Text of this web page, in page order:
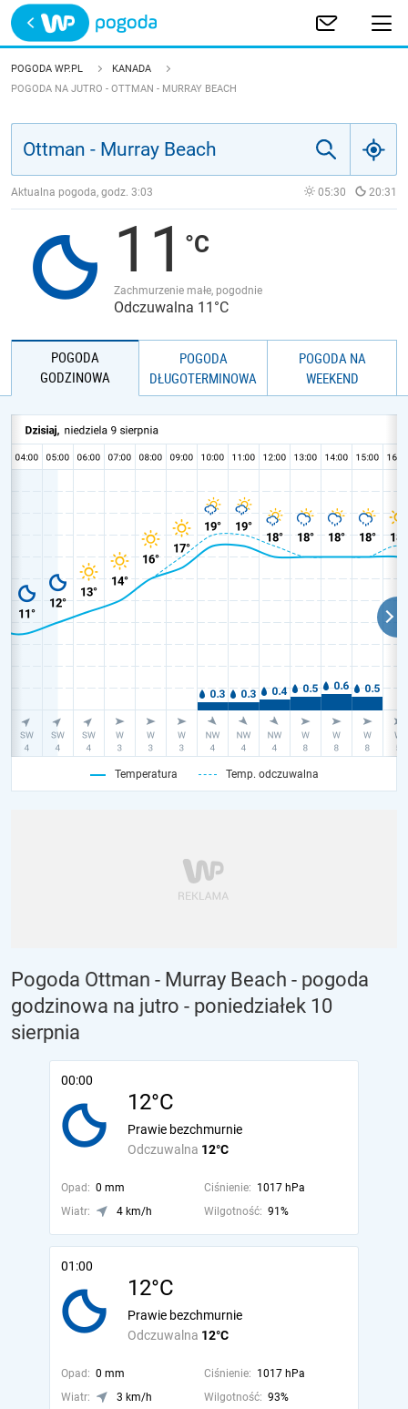
Trwa ładowanie
POLSKA
JAKOŚĆ POWIETRZA
POGODA WP.PL
KANADA
POGODA NA JUTRO - OTTMAN - MURRAY BEACH
Aktualna pogoda, godz. 3:03 05:30 20:31
11
Zachmurzenie małe, pogodnie
Odczuwalna 11°C
POGODA
GODZINOWA
POGODA
DŁUGOTERMINOWA
POGODA NA
WEEKEND
Temperatura Temp. odczuwalna
Pogoda Ottman - Murray Beach - pogoda
godzinowa na jutro - poniedziałek 10
sierpnia
00:00
12°C
Odczuwalna 12°C
Prawie bezchmurnie
Opad: 0 mm Ciśnienie: 1017 hPa
Wiatr:
4 km/h Wilgotność: 91%
01:00
12°C
Odczuwalna 12°C
Prawie bezchmurnie
Opad: 0 mm Ciśnienie: 1017 hPa
Wiatr:
3 km/h Wilgotność: 93%